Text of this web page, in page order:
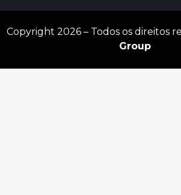
Copyright 2026 – Todos os direitos
Group